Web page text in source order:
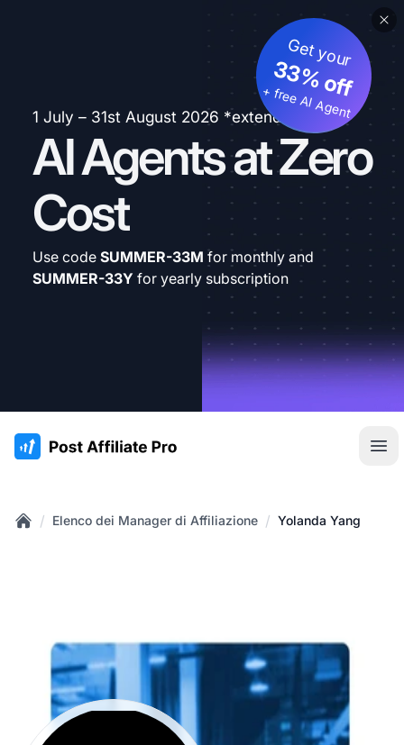
1 July – 31st August 2026 *extended
AI Agents at Zero
Cost
Get your
33% off
+ free AI Agent
Use code SUMMER-33M for monthly and
SUMMER-33Y for yearly subscription
:site.title
/ Elenco dei Manager di Affiliazione / Yolanda Yang